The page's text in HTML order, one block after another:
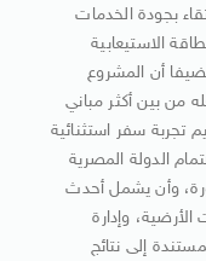
بجودة الخدمات
الاستيعابية
راكب، مضيفا أن المشروع
من بين أكثر مباني
تجربة سفر استثنائية
الدولة المصرية
وأن يشمل أحدث
وإدارة
إلى نتائج